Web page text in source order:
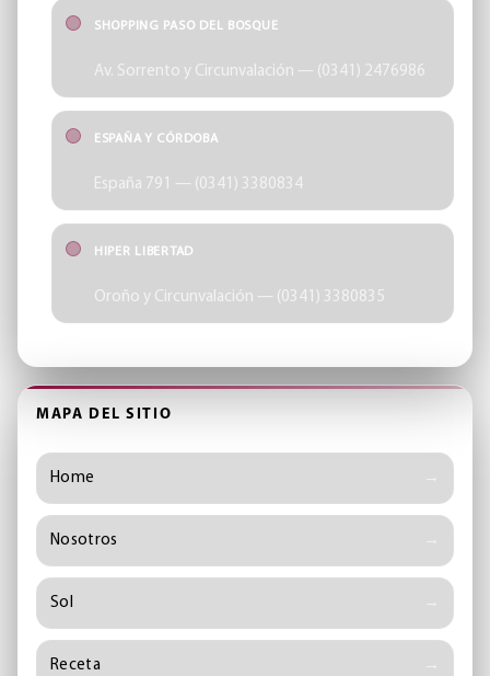
SHOPPING PASO DEL BOSQUE
Av. Sorrento y Circunvalación — (0341) 2476986
ESPAÑA Y CÓRDOBA
España 791 — (0341) 3380834
HIPER LIBERTAD
Oroño y Circunvalación — (0341) 3380835
MAPA DEL SITIO
Home
Nosotros
Sol
Receta